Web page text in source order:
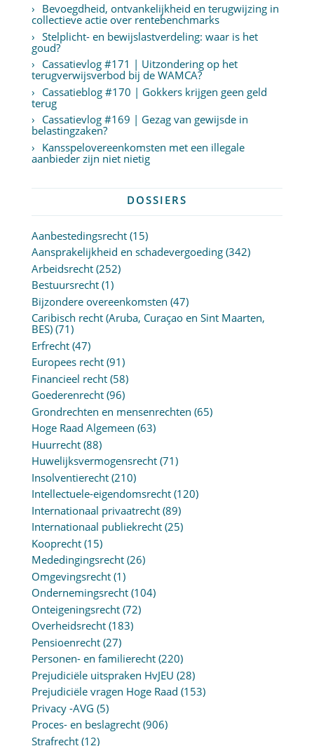
Bevoegdheid, ontvankelijkheid en terugwijzing in
collectieve actie over rentebenchmarks
Stelplicht- en bewijslastverdeling: waar is het
goud?
Cassatievlog #171 | Uitzondering op het
terugverwijsverbod bij de WAMCA?
Cassatieblog #170 | Gokkers krijgen geen geld
terug
Cassatievlog #169 | Gezag van gewijsde in
belastingzaken?
Kansspelovereenkomsten met een illegale
aanbieder zijn niet nietig
DOSSIERS
Aanbestedingsrecht(15)
Aansprakelijkheid en schadevergoeding(342)
Arbeidsrecht(252)
Bestuursrecht(1)
Bijzondere overeenkomsten (47)
Caribisch recht (Aruba, Curaçao en Sint Maarten,
BES)(71)
Erfrecht(47)
Europees recht(91)
Financieel recht(58)
Goederenrecht(96)
Grondrechten en mensenrechten (65)
Hoge Raad Algemeen (63)
Huurrecht(88)
Huwelijksvermogensrecht(71)
Insolventierecht(210)
Intellectuele-eigendomsrecht(120)
Internationaal privaatrecht(89)
Internationaal publiekrecht(25)
Kooprecht(15)
Mededingingsrecht(26)
Omgevingsrecht(1)
Ondernemingsrecht(104)
Onteigeningsrecht(72)
Overheidsrecht(183)
Pensioenrecht(27)
Personen- en familierecht(220)
Prejudiciële uitspraken HvJEU (28)
Prejudiciële vragen Hoge Raad (153)
Privacy -AVG (5)
Proces- en beslagrecht(906)
Strafrecht(12)